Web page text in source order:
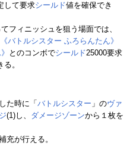
して要求シールド値を確保でき
フィニッシュを狙う場面では、
《バトルシスター ふろらんたん》
とのコンボでシールド25000要求
。
した時に「 バトルシスター 」のヴァ
(1)し、 ダメージゾーンから１枚を
充が行える。